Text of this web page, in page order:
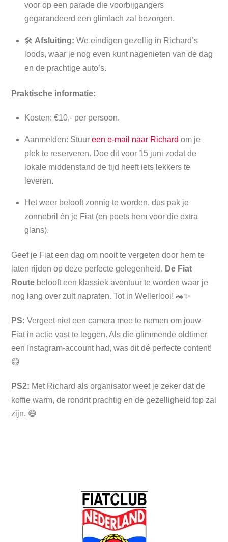
voor op een parade die voorbijgangers
gegarandeerd een glimlach zal bezorgen.
🛠️ Afsluiting: We eindigen gezellig in Richard’s
loods, waar je nog even kunt nagenieten van de dag
en de prachtige auto’s.
Praktische informatie:
Kosten: €10,- per persoon.
Aanmelden: Stuur een e-mail naar Richard om je
plek te reserveren. Doe dit voor 15 juni zodat de
lokale middenstand de tijd heeft iets lekkers te
leveren.
Het weer belooft zonnig te worden, dus pak je
zonnebril én je Fiat (en poets hem voor die extra
glans).
Geef je Fiat een dag om nooit te vergeten door hem te
laten rijden op deze perfecte gelegenheid. De Fiat
Route belooft een klassiek avontuur te worden waar je
nog lang over zult napraten. Tot in Wellerlooi! 🚗✨
PS: Vergeet niet een camera mee te nemen om jouw
Fiat in actie vast te leggen. Als die glimmende oldtimer
een Instagram-account had, was dit dé perfecte content!
😄
PS2: Met Richard als organisator weet je zeker dat de
koffie warm, de rondrit prachtig en de gezelligheid top zal
zijn. 😄
Back
To
Top